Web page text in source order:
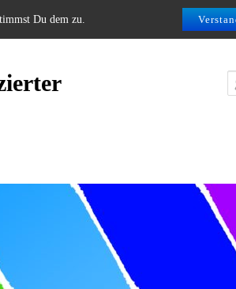
Du dem zu.